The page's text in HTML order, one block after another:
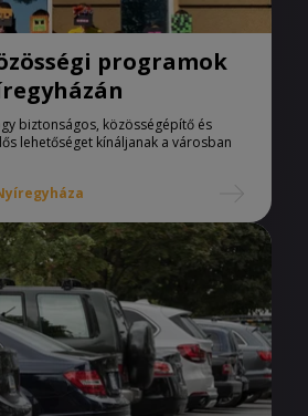
programok
biztonságos, közösségépítő és
lehetőséget kínáljanak a városban